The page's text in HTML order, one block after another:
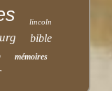
lincoln
bible
mémoires